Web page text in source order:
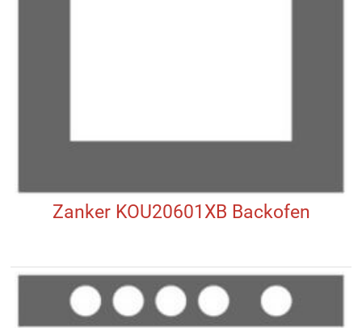
Zanker KOU20601XB Backofen